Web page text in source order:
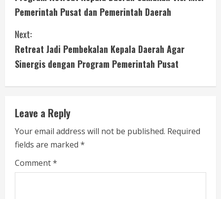
o
n
t
i
n
u
e
R
e
Pemerintah Pusat dan Pemerintah Daerah
Next:
Retreat Jadi Pembekalan Kepala Daerah Agar
Sinergis dengan Program Pemerintah Pusat
Leave a Reply
Your email address will not be published. Required
fields are marked *
Comment*